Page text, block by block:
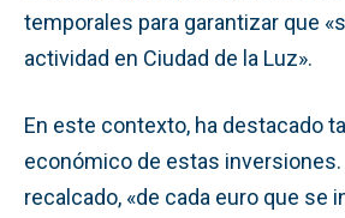
temporales para garantizar que
actividad en Ciudad de la Luz».
En este contexto, ha destacado
económico de estas inversiones.
recalcado, «de cada euro que se